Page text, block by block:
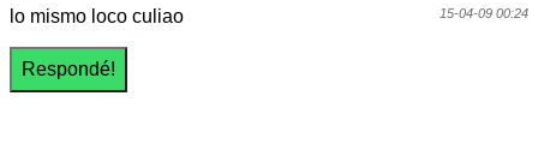
15-04-09 00:24
lo mismo loco culiao